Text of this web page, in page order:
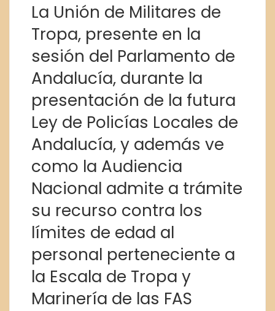
La Unión de Militares de
Tropa, presente en la
sesión del Parlamento de
Andalucía, durante la
presentación de la futura
Ley de Policías Locales de
Andalucía, y además ve
como la Audiencia
Nacional admite a trámite
su recurso contra los
límites de edad al
personal perteneciente a
la Escala de Tropa y
Marinería de las FAS